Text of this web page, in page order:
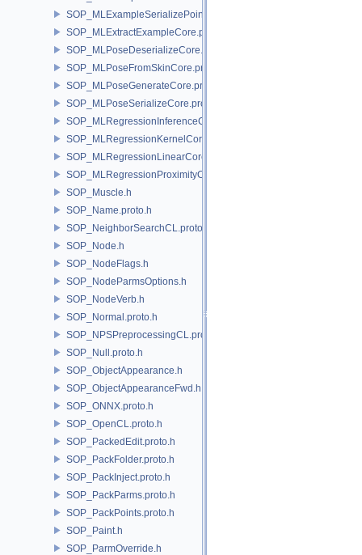
SOP_MLExampleSerializePoint.proto.h
SOP_MLExtractExampleCore.proto.h
SOP_MLPoseDeserializeCore.proto.h
SOP_MLPoseFromSkinCore.proto.h
SOP_MLPoseGenerateCore.proto.h
SOP_MLPoseSerializeCore.proto.h
SOP_MLRegressionInferenceCore.proto.h
SOP_MLRegressionKernelCore.proto.h
SOP_MLRegressionLinearCore.proto.h
SOP_MLRegressionProximityCore.proto.h
SOP_Muscle.h
SOP_Name.proto.h
SOP_NeighborSearchCL.proto.h
SOP_Node.h
SOP_NodeFlags.h
SOP_NodeParmsOptions.h
SOP_NodeVerb.h
SOP_Normal.proto.h
SOP_NPSPreprocessingCL.proto.h
SOP_Null.proto.h
SOP_ObjectAppearance.h
SOP_ObjectAppearanceFwd.h
SOP_ONNX.proto.h
SOP_OpenCL.proto.h
SOP_PackedEdit.proto.h
SOP_PackFolder.proto.h
SOP_PackInject.proto.h
SOP_PackParms.proto.h
SOP_PackPoints.proto.h
SOP_Paint.h
SOP_ParmOverride.h